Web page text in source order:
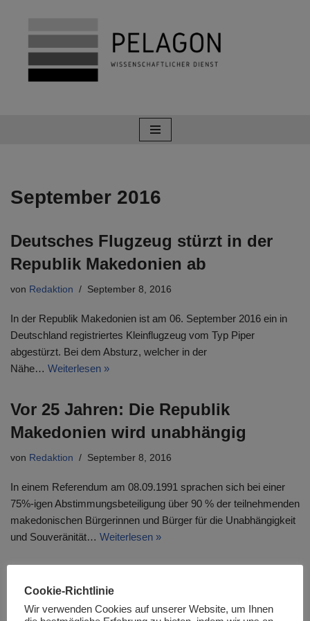
Zum
Inhalt
springen
September 2016
Deutsches Flugzeug stürzt in der
Republik Makedonien ab
von Redaktion September 8, 2016
In der Republik Makedonien ist am 06. September 2016 ein in
Deutschland registriertes Kleinflugzeug vom Typ Piper
abgestürzt. Bei dem Absturz, welcher in der
Nähe… Weiterlesen »
Vor 25 Jahren: Die Republik
Makedonien wird unabhängig
von Redaktion September 8, 2016
In einem Referendum am 08.09.1991 sprachen sich bei einer
75%-igen Abstimmungsbeteiligung über 90 % der teilnehmenden
makedonischen Bürgerinnen und Bürger für die Unabhängigkeit
und Souveränität… Weiterlesen »
Unabhängigkeit der Republik
Cookie-Richtlinie
Wir verwenden Cookies auf unserer Website, um Ihnen